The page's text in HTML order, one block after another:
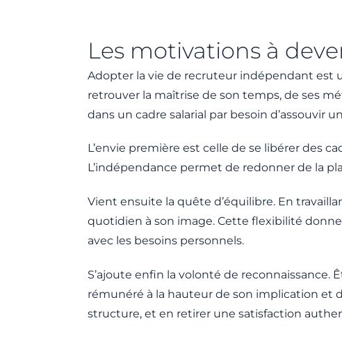
Les motivations à
Adopter la vie de recruteur indépendant est
retrouver la maîtrise de son temps, de ses
dans un cadre salarial par besoin d’assouvir
L’envie première est celle de se libérer des
L’indépendance permet de redonner de la
Vient ensuite la quête d’équilibre. En
quotidien à son image. Cette flexibilité
avec les besoins personnels.
S’ajoute enfin la volonté de reconnaissance.
rémunéré à la hauteur de son implication et
structure, et en retirer une satisfaction